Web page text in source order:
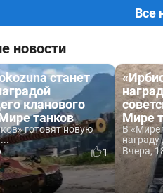
Все
новости
станет
кланового
танков
готовят новую
1
Мире
В «Мире
награду
Вчера,